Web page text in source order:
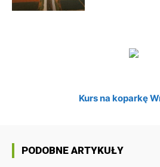
Kurs na koparkę
PODOBNE ARTYKUŁY